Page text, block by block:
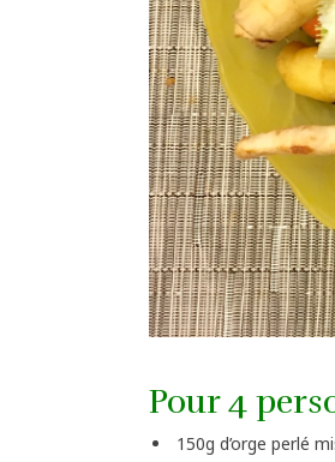
Pour 4
150g d’orge perlé